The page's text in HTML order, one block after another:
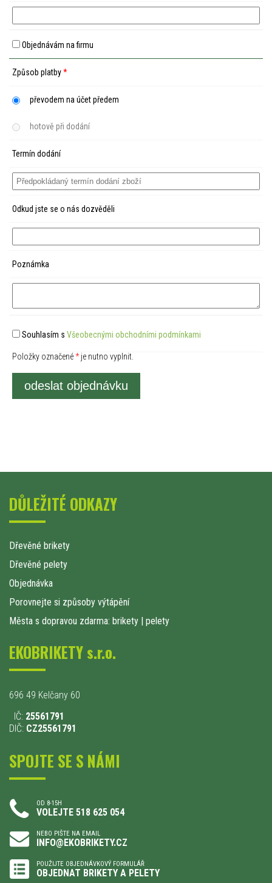
Objednávám na firmu
Způsob platby*
převodem na účet předem
hotově při dodání
Termín dodání
Odkud jste se o nás dozvěděli
Poznámka
Souhlasím s Všeobecnými obchodními podmínkami
Položky označené*je nutno vyplnit.
odeslat objednávku
DŮLEŽITÉ ODKAZY
Dřevěné brikety
Dřevěné pelety
Objednávka
Porovnejte si způsoby výtápění
Města s dopravou zdarma: brikety | pelety
EKOBRIKETY s.r.o.
696 49 Kelčany 60
IČ: 25561791
DIČ: CZ25561791
SPOJTE SE S NÁMI
OD 8-15H
VOLEJTE 518 625 054
NEBO PIŠTE NA EMAIL
INFO@EKOBRIKETY.CZ
POUŽIJTE OBJEDNÁVKOVÝ FORMULÁŘ
OBJEDNAT BRIKETY A PELETY